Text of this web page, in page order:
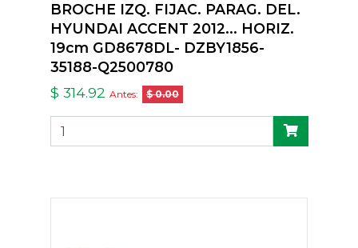
BROCHE IZQ. FIJAC. PARAG. DEL.
HYUNDAI ACCENT 2012... HORIZ.
19cm GD8678DL- DZBY1856-
35188-Q2500780
$ 314.92 Antes: $ 0.00